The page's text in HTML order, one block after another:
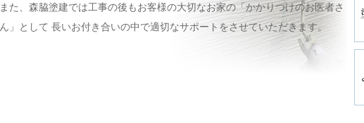
また、森脇塗建では工事の後もお客様の大切なお家の「かかりつけのお医者さ
ん」として 長いお付き合いの中で適切なサポートをさせていただきます。